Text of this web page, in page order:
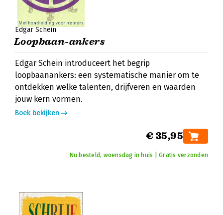
Edgar Schein
Loopbaan-ankers
Edgar Schein introduceert het begrip
loopbaanankers: een systematische manier om te
ontdekken welke talenten, drijfveren en waarden
jouw kern vormen.
Boek bekijken
€ 35,95
Nu besteld, woensdag in huis | Gratis verzonden